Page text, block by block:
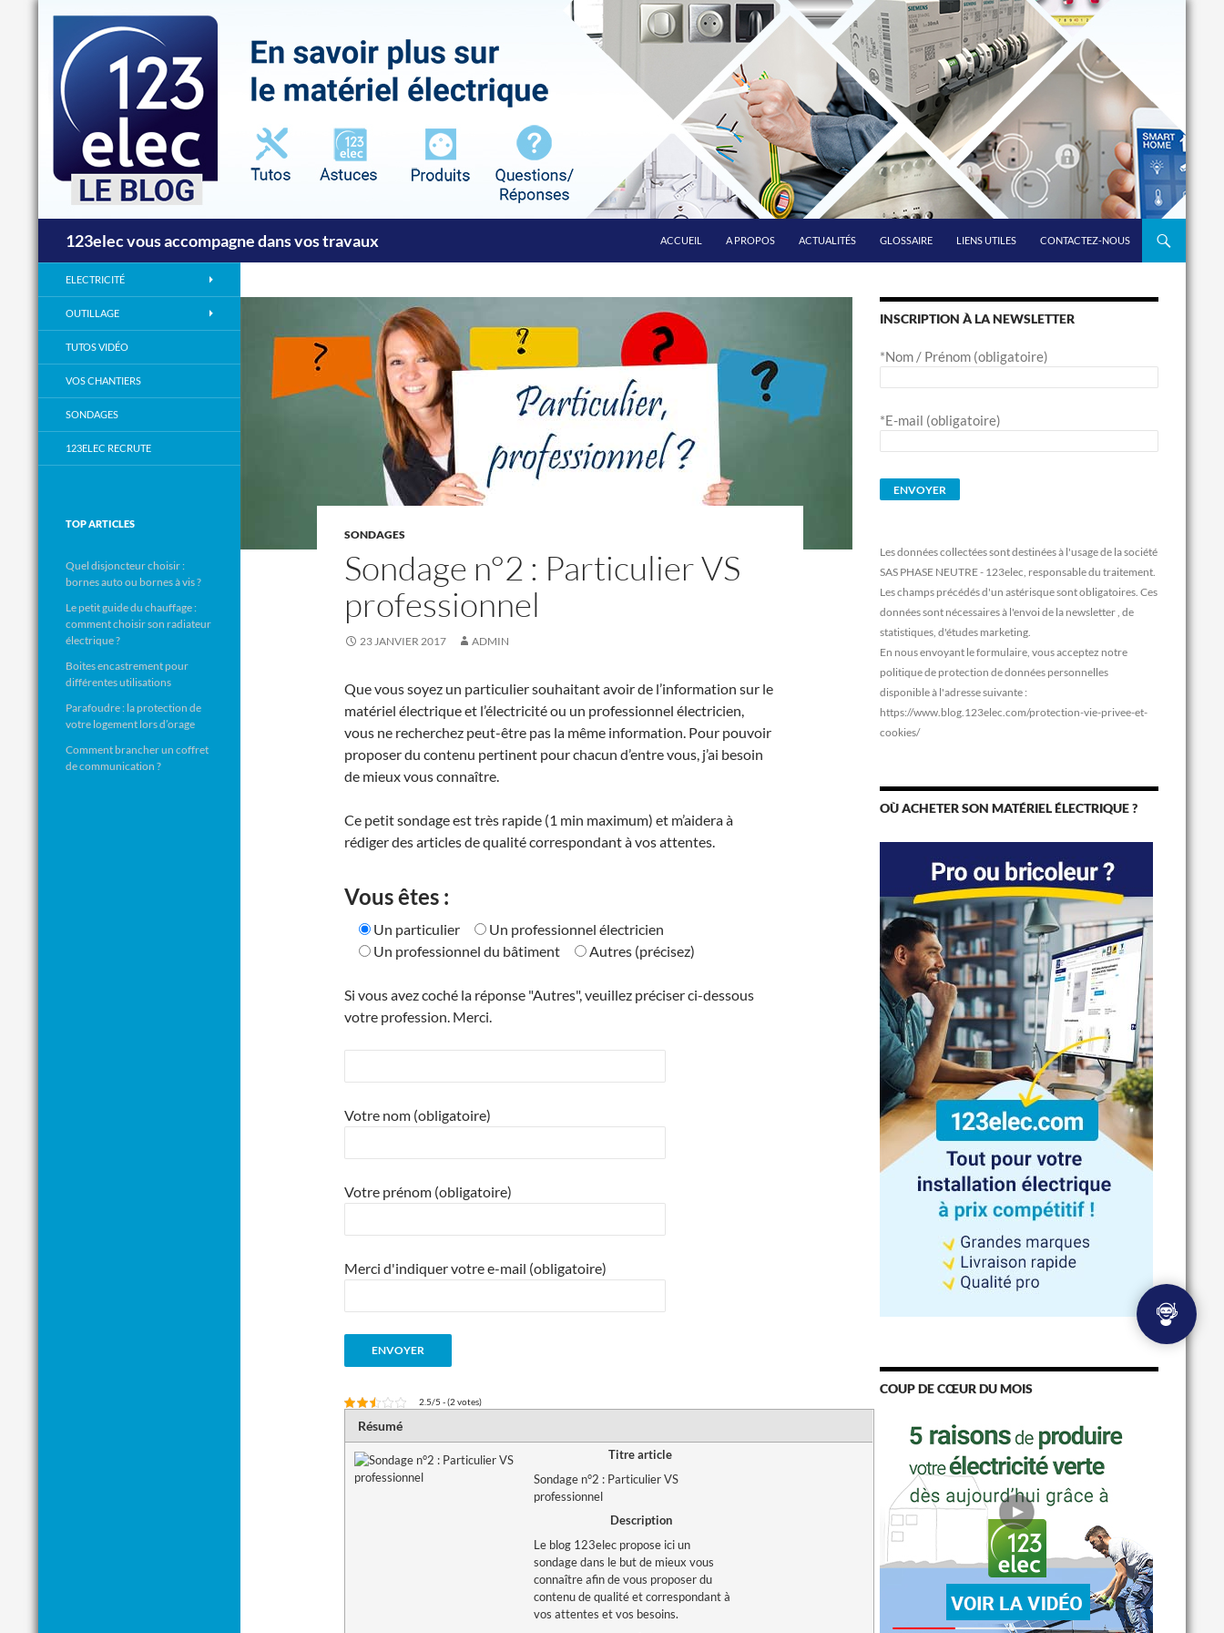
123elec vous accompagne dans vos travaux
ACCUEIL
A PROPOS ACTUALITÉS GLOSSAIRE LIENS UTILES CONTACTEZ-NOUS
SONDAGES
Sondage n°2 : Particulier VS
professionnel
23 JANVIER 2017 ADMIN
Que vous soyez un particulier souhaitant avoir de l’information sur le
matériel électrique et l’électricité ou un professionnel électricien,
vous ne recherchez peut-être pas la même information. Pour pouvoir
proposer du contenu pertinent pour chacun d’entre vous, j’ai besoin
de mieux vous connaître.
Ce petit sondage est très rapide (1 min maximum) et m’aidera à
rédiger des articles de qualité correspondant à vos attentes.
Vous êtes :
Un particulier
Un professionnel électricien
Un professionnel du bâtiment
Autres (précisez)
Si vous avez coché la réponse "Autres", veuillez préciser ci-dessous
votre profession. Merci.
Votre nom (obligatoire)
Votre prénom (obligatoire)
Merci d'indiquer votre e-mail (obligatoire)
2.5/5 - (2 votes)
Résumé
Titre article
Sondage n°2 : Particulier VS
professionnel
Description
Le blog 123elec propose ici un
sondage dans le but de mieux vous
connaître afin de vous proposer du
contenu de qualité et correspondant à
vos attentes et vos besoins.
INSCRIPTION À LA NEWSLETTER
*Nom / Prénom (obligatoire)
*E-mail (obligatoire)
Les données collectées sont destinées à l'usage de la société
SAS PHASE NEUTRE - 123elec, responsable du traitement.
Les champs précédés d'un astérisque sont obligatoires. Ces
données sont nécessaires à l'envoi de la newsletter , de
statistiques, d'études marketing.
En nous envoyant le formulaire, vous acceptez notre
politique de protection de données personnelles
disponible à l'adresse suivante :
https://www.blog.123elec.com/protection-vie-privee-et-
cookies/
OÙ ACHETER SON MATÉRIEL ÉLECTRIQUE ?
COUP DE CŒUR DU MOIS
ELECTRICITÉ
OUTILLAGE
TUTOS VIDÉO
VOS CHANTIERS
SONDAGES
123ELEC RECRUTE
TOP ARTICLES
Quel disjoncteur choisir :
bornes auto ou bornes à vis ?
Le petit guide du chauffage :
comment choisir son radiateur
électrique ?
Boites encastrement pour
différentes utilisations
Parafoudre : la protection de
votre logement lors d’orage
Comment brancher un coffret
de communication ?